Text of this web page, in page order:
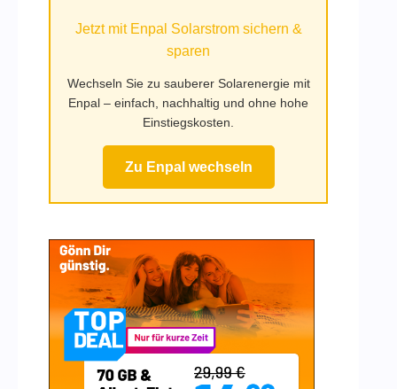
Jetzt mit Enpal Solarstrom sichern &
sparen
Wechseln Sie zu sauberer Solarenergie mit
Enpal – einfach, nachhaltig und ohne hohe
Einstiegskosten.
Zu Enpal wechseln